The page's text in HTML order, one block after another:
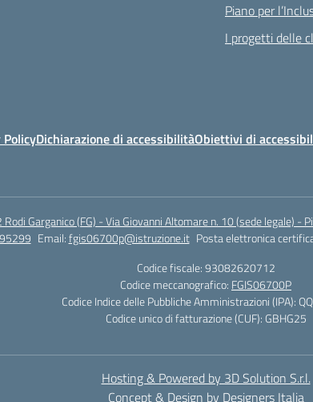
Piano per
I progetti delle
PolicyDichiarazione di accessibilitàObiettivi di
Garganico (FG) - Via Giovanni Altomare n. 10 (sede legale) -
Email:fgis06700p@istruzione.it Posta elettronica
Codice fiscale: 93082620712
Codice meccanografico: FGIS06700P
Codice Indice delle Pubbliche Amministrazioni (IPA):
Codice unico di fatturazione (CUF): GBHG25
Hosting & Powered by 3D Solution S.r.l.
Concept & Design by Designers Italia